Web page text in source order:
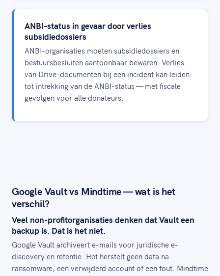
ANBI-status in gevaar door verlies
subsidiedossiers
ANBI-organisaties moeten subsidiedossiers en
bestuursbesluiten aantoonbaar bewaren. Verlies
van Drive-documenten bij een incident kan leiden
tot intrekking van de ANBI-status — met fiscale
gevolgen voor alle donateurs.
Google Vault vs Mindtime — wat is het
verschil?
Veel non-profitorganisaties denken dat Vault een
backup is. Dat is het niet.
Google Vault archiveert e-mails voor juridische e-
discovery en retentie. Het herstelt geen data na
ransomware, een verwijderd account of een fout. Mindtime